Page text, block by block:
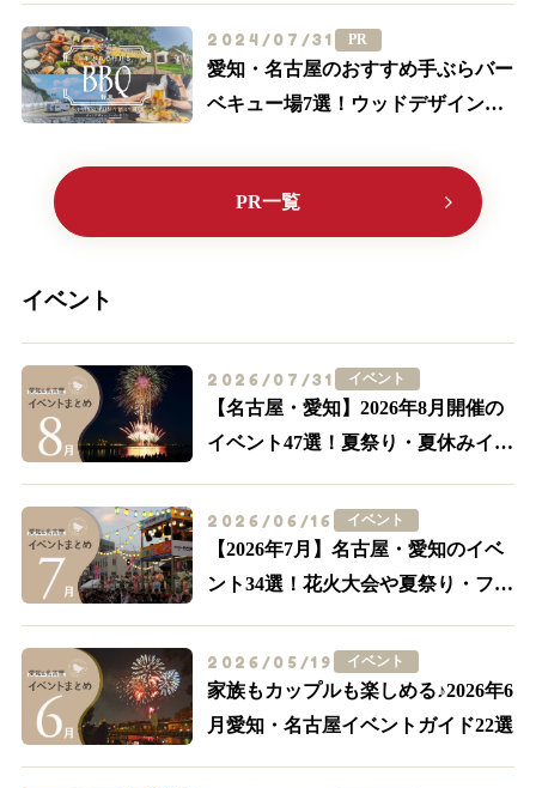
2024/07/31 PR
愛知・名古屋のおすすめ手ぶらバー
ベキュー場7選！ウッドデザインパ
PR一覧
イベント
2026/07/31 イベント
【名古屋・愛知】2026年8月開催の
イベント47選！夏祭り・夏休みイベ
2026/06/16 イベント
【2026年7月】名古屋・愛知のイベ
ント34選！花火大会や夏祭り・フー
2026/05/19 イベント
家族もカップルも楽しめる♪2026年6
月愛知・名古屋イベントガイド22選